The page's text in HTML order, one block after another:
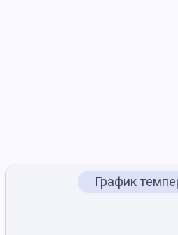
График